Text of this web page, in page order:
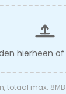
hierheen of
totaal max. 8MB